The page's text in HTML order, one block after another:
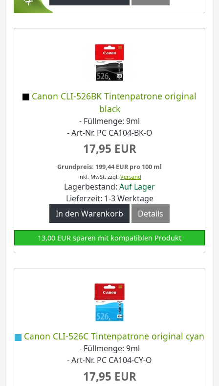
Canon CLI-526BK Tintenpatrone original
black
- Füllmenge: 9ml
- Art-Nr. PC CA104-BK-O
17,95 EUR
Grundpreis: 199,44 EUR pro 100 ml
inkl. MwSt. zzgl. Versand
Lagerbestand: Auf Lager
Lieferzeit: 1-3 Werktage
In den Warenkorb
Details
13,00 EUR sparen mit kompatiblen Produkt
Canon CLI-526C Tintenpatrone original cyan
- Füllmenge: 9ml
- Art-Nr. PC CA104-CY-O
17,95 EUR